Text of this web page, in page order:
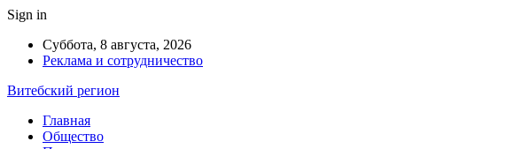
Sign in
Суббота, 8 августа, 2026
Реклама и сотрудничество
Витебский регион
Главная
Общество